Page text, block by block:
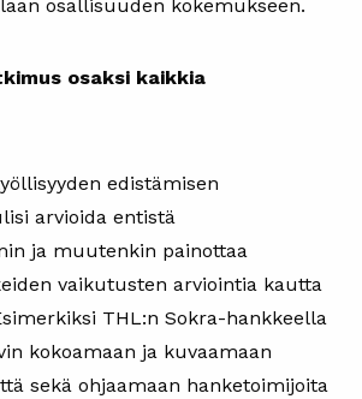
osallisuuden kokemukseen.
osaksi kaikkia
edistämisen
arvioida entistä
ja muutenkin painottaa
vaikutusten arviointia kautta
THL:n Sokra-hankkeella
kokoamaan ja kuvaamaan
sekä ohjaamaan hanketoimijoita